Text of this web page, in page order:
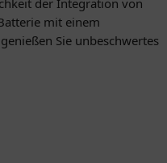
der Integration von
mit einem
Sie unbeschwertes